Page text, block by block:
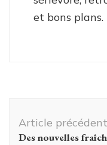
et bons plans.
d'article
Article précédent
Des nouvelles